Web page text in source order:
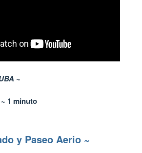
~
1 minuto
y Paseo Aerio ~